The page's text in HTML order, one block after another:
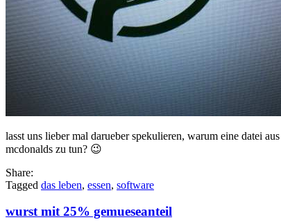
lasst uns lieber mal darueber spekulieren, warum eine datei
mcdonalds zu tun? 😉
Share:
Tagged das leben, essen, software
wurst mit 25% gemueseanteil